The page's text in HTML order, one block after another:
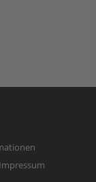
Impressum